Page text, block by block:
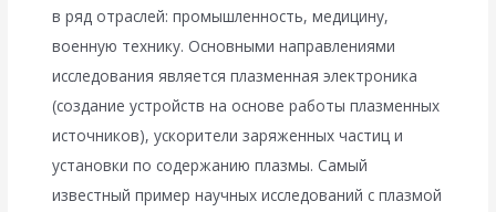
в ряд отраслей: промышленность, медицину,
военную технику. Основными направлениями
исследования является плазменная электроника
(создание устройств на основе работы плазменных
источников), ускорители заряженных частиц и
установки по содержанию плазмы. Самый
известный пример научных исследований с плазмой